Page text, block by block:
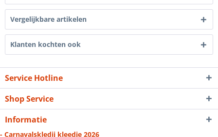
Vergelijkbare artikelen
Klanten kochten ook
Service Hotline
Shop Service
Informatie
- Carnavalskledij kleedje 2026